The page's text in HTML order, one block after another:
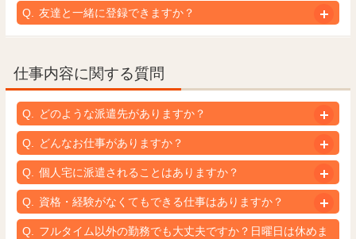
友達と一緒に登録できますか？
仕事内容に関する質問
どのような派遣先がありますか？
どんなお仕事がありますか？
個人宅に派遣されることはありますか？
資格・経験がなくてもできる仕事はありますか？
フルタイム以外の勤務でも大丈夫ですか？日曜日は休めま